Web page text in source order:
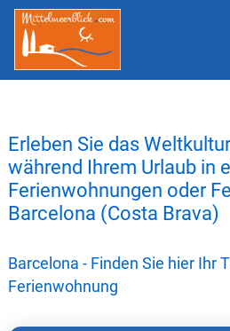
Erleben Sie das
während Ihrem Urlaub in
Ferienwohnungen oder
Barcelona (Costa Brava)
Barcelona - Finden Sie hier Ihr
Ferienwohnung